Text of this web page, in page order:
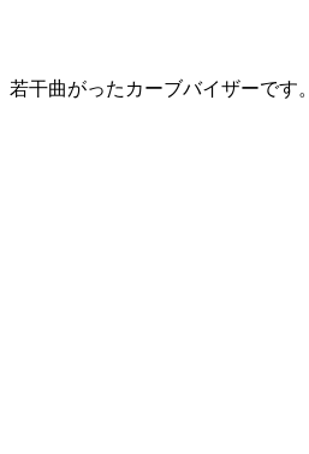
若干曲がったカーブバイザーです。